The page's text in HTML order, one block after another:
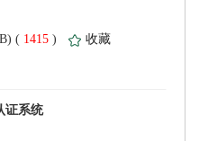
1415 )